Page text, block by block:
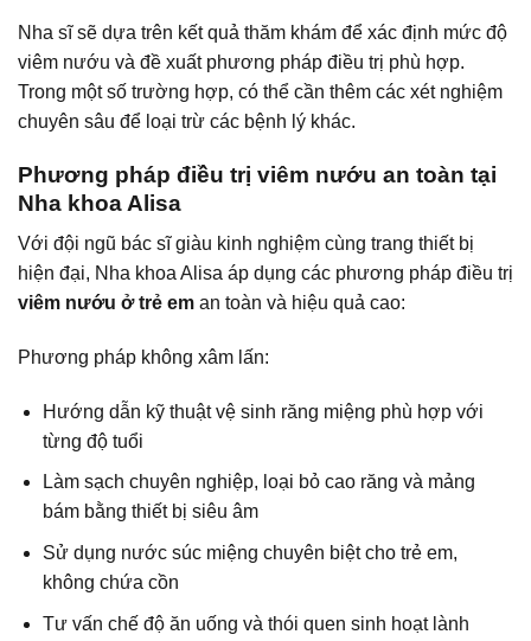
Nha sĩ sẽ dựa trên kết quả thăm khám để xác định mức độ
viêm nướu và đề xuất phương pháp điều trị phù hợp.
Trong một số trường hợp, có thể cần thêm các xét nghiệm
chuyên sâu để loại trừ các bệnh lý khác.
Phương pháp điều trị viêm nướu an toàn tại
Nha khoa Alisa
Với đội ngũ bác sĩ giàu kinh nghiệm cùng trang thiết bị
hiện đại, Nha khoa Alisa áp dụng các phương pháp điều trị
viêm nướu ở trẻ em an toàn và hiệu quả cao:
Phương pháp không xâm lấn:
Hướng dẫn kỹ thuật vệ sinh răng miệng phù hợp với
từng độ tuổi
Làm sạch chuyên nghiệp, loại bỏ cao răng và mảng
bám bằng thiết bị siêu âm
Sử dụng nước súc miệng chuyên biệt cho trẻ em,
không chứa cồn
Tư vấn chế độ ăn uống và thói quen sinh hoạt lành